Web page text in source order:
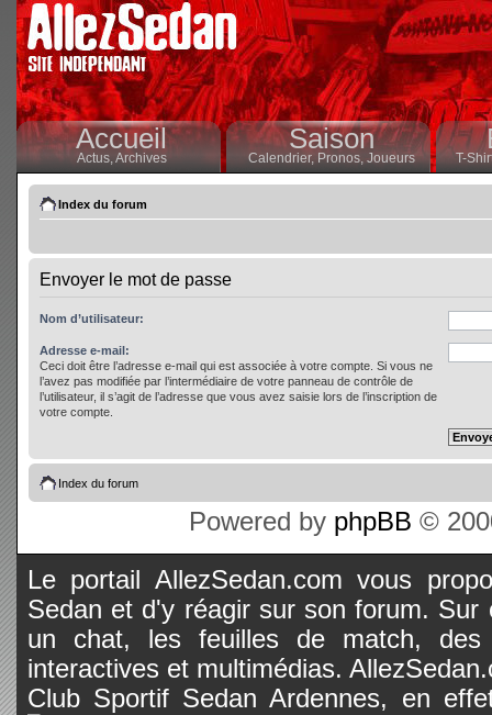
Accueil
Actus,Archives
Saison
Calendrier,Pronos, Joueurs T-
Index du forum
Envoyer le mot de passe
Nom d’utilisateur:
Adresse e-mail:
Ceci doit être l’adresse e-mail qui est associée à votre compte. Si vous ne
l’avez pas modifiée par l’intermédiaire de votre panneau de contrôle de
l’utilisateur, il s’agit de l’adresse que vous avez saisie lors de l’inscription de
votre compte.
Index du forum
Powered by phpBB ©
Le portail AllezSedan.com vous
Sedan et d'y réagir sur son forum.
un chat, les feuilles de match, des
interactives et multimédias.
Club Sportif Sedan Ardennes, en